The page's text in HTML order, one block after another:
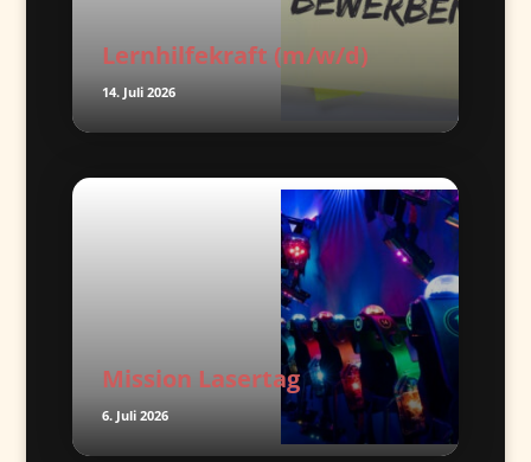
Lernhilfekraft (m/w/d)
14. Juli 2026
Mission Lasertag
6. Juli 2026